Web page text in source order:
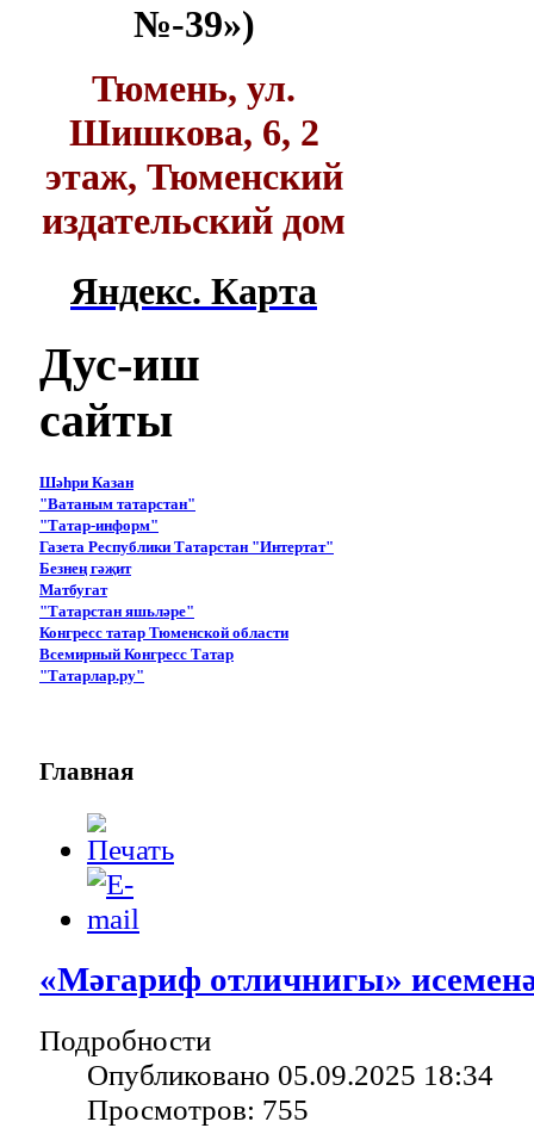
№-39»)
Тюмень, ул.
Шишкова, 6, 2
этаж, Тюменский
издательский дом
Яндекс. Карта
Дус-иш
сайты
Шәһри Казан
"Ватаным татарстан"
"Татар-информ"
Газета Республики Татарстан "Интертат"
Безнең гәҗит
Матбугат
"Татарстан яшьләре"
Конгресс татар Тюменской области
Всемирный Конгресс Татар
"Татарлар.ру"
Главная
«Мәгариф отличнигы»
Подробности
Опубликовано 05.09.2025 18:34
Просмотров: 755